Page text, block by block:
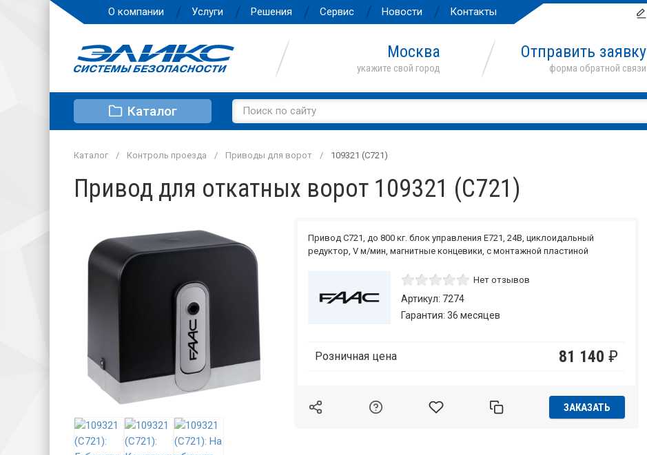
О компании Услуги Решения Сервис Новости Контакты
Москва Отправить заявку
Каталог
Каталог Контроль проезда Приводы для ворот 109321 (C721)
Привод для откатных ворот 109321 (C721)
Привод C721, до 800 кг. блок управления Е721, 24В, циклоидальный
редуктор, V м/мин, магнитные концевики, с монтажной пластиной
Нет отзывов
Артикул: 7274
Гарантия: 36 месяцев
Розничная цена 81 140 ₽
ЗАКАЗАТЬ